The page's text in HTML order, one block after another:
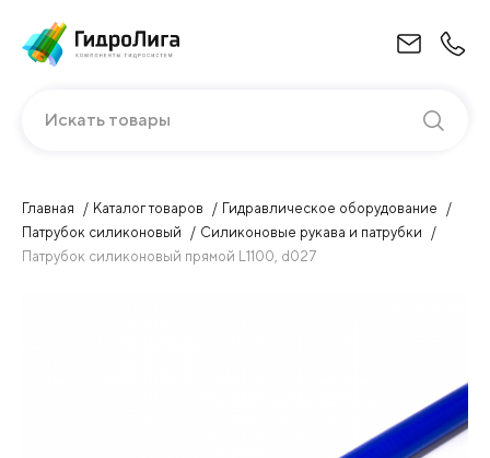
Искать товары
Главная Каталог товаров
Гидравлическое оборудование
Патрубок силиконовый
Силиконовые рукава и патрубки
Патрубок силиконовый прямой L1100, d027